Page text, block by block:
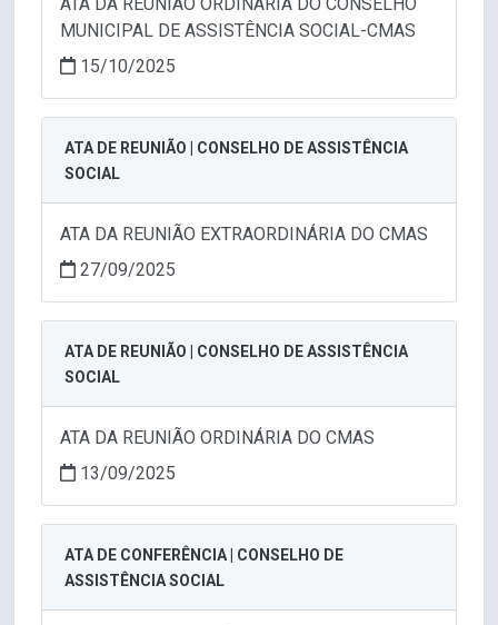
MUNICIPAL DE ASSISTÊNCIA SOCIAL-CMAS
15/10/2025
ATA DE REUNIÃO | CONSELHO DE ASSISTÊNCIA
SOCIAL
ATA DA REUNIÃO EXTRAORDINÁRIA DO CMAS
27/09/2025
ATA DE REUNIÃO | CONSELHO DE ASSISTÊNCIA
SOCIAL
ATA DA REUNIÃO ORDINÁRIA DO CMAS
13/09/2025
ATA DE CONFERÊNCIA | CONSELHO DE
ASSISTÊNCIA SOCIAL